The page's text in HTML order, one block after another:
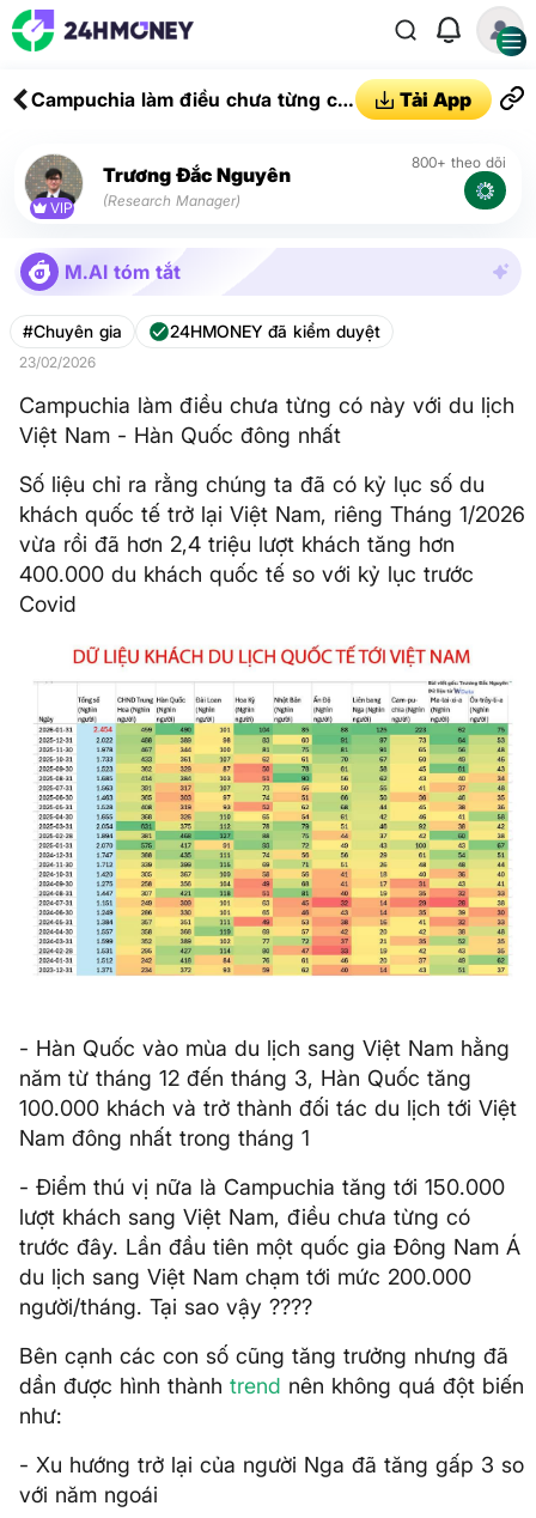
Campuchia làm điều chưa từng có
Quốc đông nhất
Tải App
VIP
Trương Đắc Nguyên
(Research Manager)
800+ theo dõi
M.AI tóm tắt
#Chuyên gia 24HMONEY đã kiểm duyệt
23/02/2026
Campuchia làm điều chưa từng có này với du lịch
Việt Nam - Hàn Quốc đông nhất
Số liệu chỉ ra rằng chúng ta đã có kỷ lục số du
khách quốc tế trở lại Việt Nam, riêng Tháng 1/2026
vừa rồi đã hơn 2,4 triệu lượt khách tăng hơn
400.000 du khách quốc tế so với kỷ lục trước
Covid
- Hàn Quốc vào mùa du lịch sang Việt Nam hằng
năm từ tháng 12 đến tháng 3, Hàn Quốc tăng
100.000 khách và trở thành đối tác du lịch tới Việt
Nam đông nhất trong tháng 1
- Điểm thú vị nữa là Campuchia tăng tới 150.000
lượt khách sang Việt Nam, điều chưa từng có
trước đây. Lần đầu tiên một quốc gia Đông Nam Á
du lịch sang Việt Nam chạm tới mức 200.000
người/tháng. Tại sao vậy ????
Bên cạnh các con số cũng tăng trưởng nhưng đã
dần được hình thành trend nên không quá đột biến
như:
- Xu hướng trở lại của người Nga đã tăng gấp 3 so
với năm ngoái